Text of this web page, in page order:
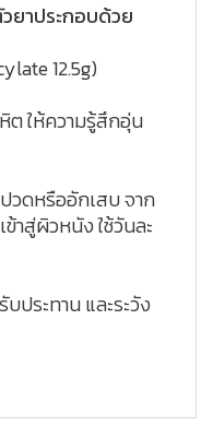
ยาประกอบด้วย
12.5g)
ต ให้ความรู้สึกอุ่น
วดหรืออักเสบ จาก
าสู่ผิวหนัง ใช้วันละ
บประทานและระวัง